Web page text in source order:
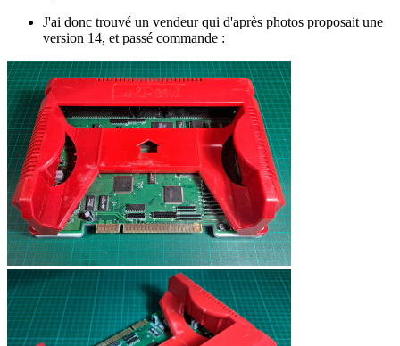
J'ai donc trouvé un vendeur qui d'après photos proposait une
version 14, et passé commande :